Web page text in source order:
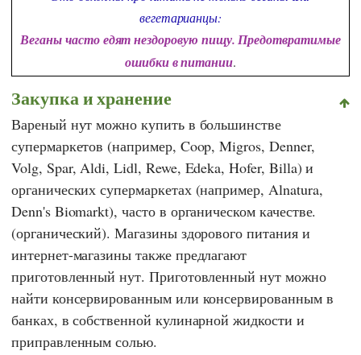
вегетарианцы:
Веганы часто едят нездоровую пищу. Предотвратимые
ошибки в питании.
Закупка и хранение
Вареный нут можно купить в большинстве
супермаркетов (например, Coop,Migros, Denner,
Volg, Spar, Aldi,Lidl, Rewe, Edeka,Hofer, Billa) и
органических супермаркетах (например, Alnatura,
Denn's Biomarkt), часто в органическом качестве.
(органический). Магазины здорового питания и
интернет-магазины также предлагают
приготовленный нут. Приготовленный нут можно
найти консервированным или консервированным в
банках, в собственной кулинарной жидкости и
приправленным солью.